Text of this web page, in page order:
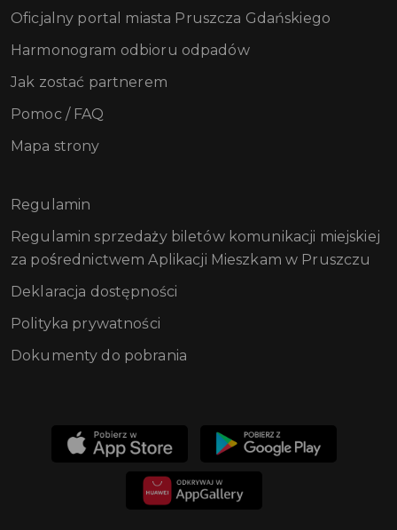
Oficjalny portal miasta Pruszcza Gdańskiego
Harmonogram odbioru odpadów
Jak zostać partnerem
Pomoc / FAQ
Mapa strony
Regulamin
Regulamin sprzedaży biletów komunikacji miejskiej
za pośrednictwem Aplikacji Mieszkam w Pruszczu
Deklaracja dostępności
Polityka prywatności
Dokumenty do pobrania